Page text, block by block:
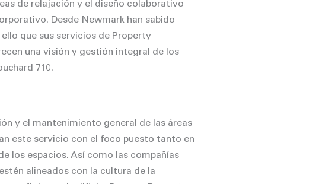
de relajación y el diseño colaborativo
Desde Newmark han sabido
que sus servicios de Property
una visión y gestión integral de los
710.
y el mantenimiento general de las áreas
este servicio con el foco puesto tanto en
los espacios. Así como las compañías
alineados con la cultura de la